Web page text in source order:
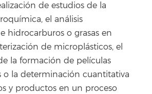
de estudios de la
el análisis
hidrocarburos o grasas en
de microplásticos, el
la formación de películas
o la determinación cuantitativa
y productos en un proceso